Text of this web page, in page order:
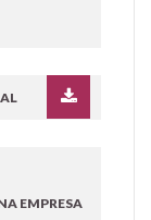
EMPRESA